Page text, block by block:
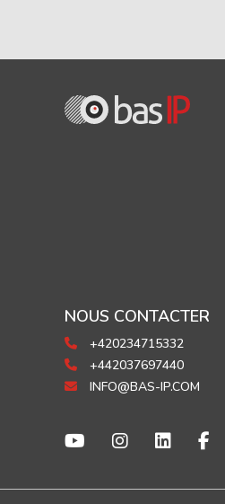
NOUS CONTACTER
+420234715332
+442037697440
INFO@BAS-IP.COM